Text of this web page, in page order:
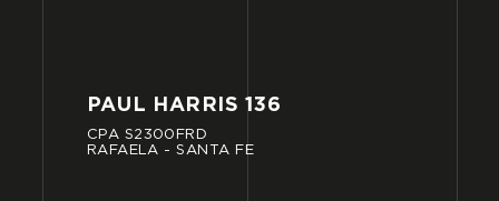
PAUL HARRIS 136
CPA S2300FRD
RAFAELA
- SANTA FE